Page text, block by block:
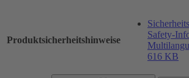
Produktsicherheitshinweise
Safety-
616 KB